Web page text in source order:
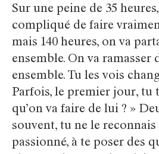
Sur une peine de 35
compliqué de faire
mais 140 heures, on va
ensemble. On va ramasser
ensemble. Tu les vois
Parfois, le premier jour, tu
qu’on va faire de lui ? »
souvent, tu ne le
passionné, à te poser des